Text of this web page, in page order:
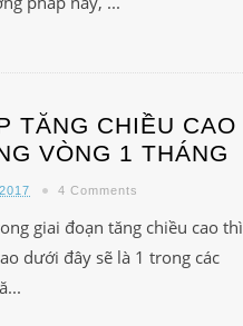
TĂNG CHIỀU CAO
VÒNG 1 THÁNG
4 Comments
giai đoạn tăng chiều cao thì
dưới đây sẽ là 1 trong các